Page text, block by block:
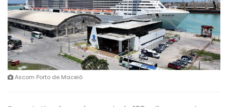
Ascom Porto de Maceió